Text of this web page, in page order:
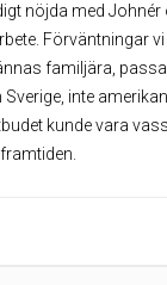
nöjda med
Förväntningar
familjära,
Sverige, inte
kunde vara